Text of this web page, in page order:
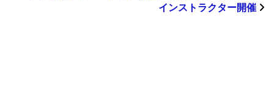
インストラクター開催